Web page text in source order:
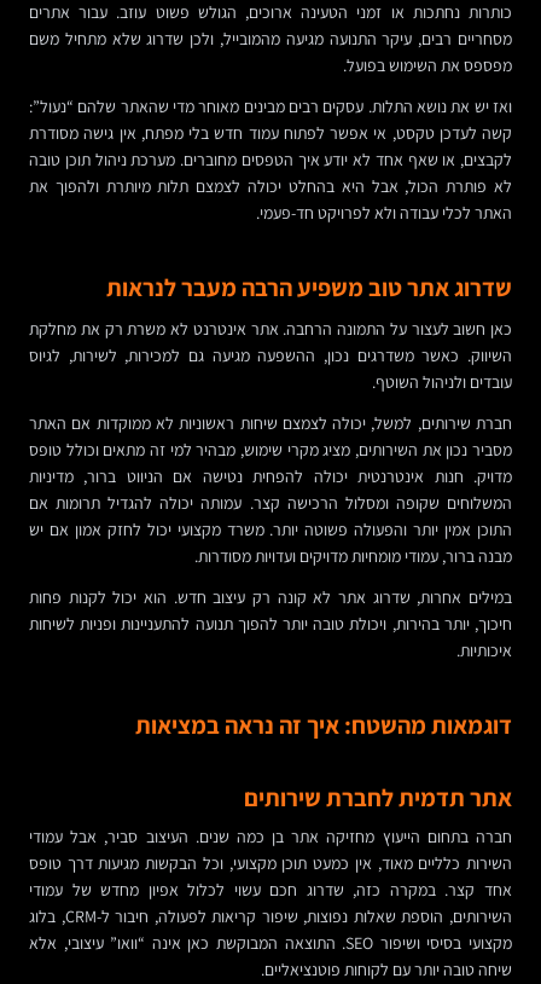
כותרות נחתכות או זמני הטעינה ארוכים, הגולש פשוט עוזב. עבור אתרים
מסחריים רבים, עיקר התנועה מגיעה מהמובייל, ולכן שדרוג שלא מתחיל משם
מפספס את השימוש בפועל.
ואז יש את נושא התלות. עסקים רבים מבינים מאוחר מדי שהאתר שלהם “נעול”:
קשה לעדכן טקסט, אי אפשר לפתוח עמוד חדש בלי מפתח, אין גישה מסודרת
לקבצים, או שאף אחד לא יודע איך הטפסים מחוברים. מערכת ניהול תוכן טובה
לא פותרת הכול, אבל היא בהחלט יכולה לצמצם תלות מיותרת ולהפוך את
האתר לכלי עבודה ולא לפרויקט חד-פעמי.
שדרוג אתר טוב משפיע הרבה מעבר לנראות
כאן חשוב לעצור על התמונה הרחבה. אתר אינטרנט לא משרת רק את מחלקת
השיווק. כאשר משדרגים נכון, ההשפעה מגיעה גם למכירות, לשירות, לגיוס
עובדים ולניהול השוטף.
חברת שירותים, למשל, יכולה לצמצם שיחות ראשוניות לא ממוקדות אם האתר
מסביר נכון את השירותים, מציג מקרי שימוש, מבהיר למי זה מתאים וכולל טופס
מדויק. חנות אינטרנטית יכולה להפחית נטישה אם הניווט ברור, מדיניות
המשלוחים שקופה ומסלול הרכישה קצר. עמותה יכולה להגדיל תרומות אם
התוכן אמין יותר והפעולה פשוטה יותר. משרד מקצועי יכול לחזק אמון אם יש
מבנה ברור, עמודי מומחיות מדויקים ועדויות מסודרות.
במילים אחרות, שדרוג אתר לא קונה רק עיצוב חדש. הוא יכול לקנות פחות
חיכוך, יותר בהירות, ויכולת טובה יותר להפוך תנועה להתעניינות ופניות לשיחות
איכותיות.
דוגמאות מהשטח: איך זה נראה במציאות
אתר תדמית לחברת שירותים
חברה בתחום הייעוץ מחזיקה אתר בן כמה שנים. העיצוב סביר, אבל עמודי
השירות כלליים מאוד, אין כמעט תוכן מקצועי, וכל הבקשות מגיעות דרך טופס
אחד קצר. במקרה כזה, שדרוג חכם עשוי לכלול אפיון מחדש של עמודי
השירותים, הוספת שאלות נפוצות, שיפור קריאות לפעולה, חיבור ל-CRM, בלוג
מקצועי בסיסי ושיפור SEO. התוצאה המבוקשת כאן אינה “וואו” עיצובי, אלא
שיחה טובה יותר עם לקוחות פוטנציאליים.